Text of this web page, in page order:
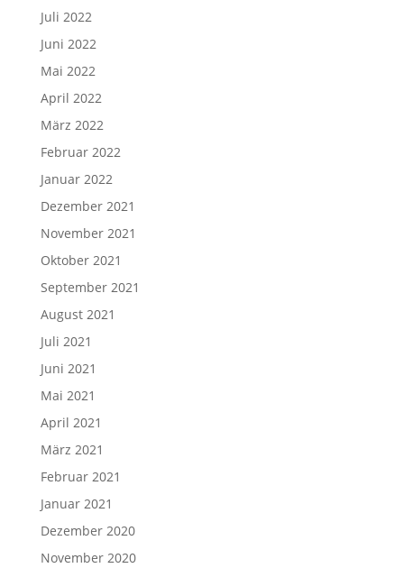
Juli 2022
Juni 2022
Mai 2022
April 2022
März 2022
Februar 2022
Januar 2022
Dezember 2021
November 2021
Oktober 2021
September 2021
August 2021
Juli 2021
Juni 2021
Mai 2021
April 2021
März 2021
Februar 2021
Januar 2021
Dezember 2020
November 2020